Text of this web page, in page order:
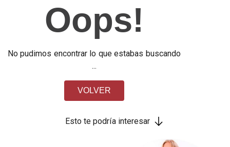
Oops!
No pudimos encontrar lo que estabas buscando
...
VOLVER
Esto te podría interesar